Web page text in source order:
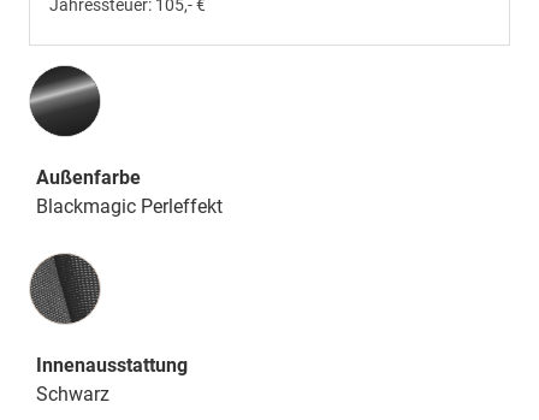
Jahressteuer: 105,- €
Außenfarbe
Blackmagic Perleffekt
Innenausstattung
Innenausstattung
Schwarz